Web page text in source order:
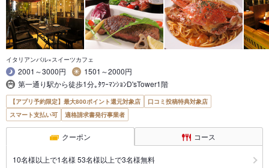
イタリアンバル×スイーツカフェ
2001～3000円
1501～2000円
第一通り駅から徒歩1分｡ﾀﾜｰﾏﾝｼｮﾝD'sTower1階
【アプリ予約限定】最大800ポイント還元対象店
口コミ投稿特典対象店
スマート支払い可
適格請求書発行事業者
クーポン コース
10名様以上で1名様 53名様以上で3名様無料